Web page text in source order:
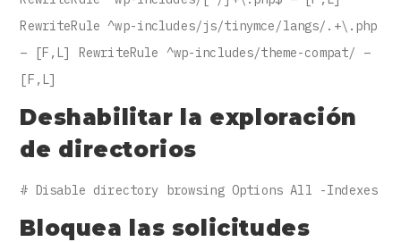
RewriteRule ^wp-includes/js/tinymce/langs/.+\.php
– [F,L] RewriteRule ^wp-includes/theme-compat/ –
[F,L]
Deshabilitar la exploración
de directorios
# Disable directory browsing Options All -Indexes
Bloquea las solicitudes